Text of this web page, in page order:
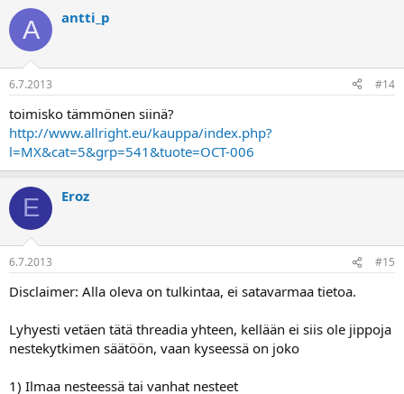
A antti_p
6.7.2013 #14
toimisko tämmönen siinä?
http://www.allright.eu/kauppa/index.php?
l=MX&cat=5&grp=541&tuote=OCT-006
E Eroz
6.7.2013 #15
Disclaimer: Alla oleva on tulkintaa, ei satavarmaa tietoa.
Lyhyesti vetäen tätä threadia yhteen, kellään ei siis ole jippoja
nestekytkimen säätöön, vaan kyseessä on joko
1) Ilmaa nesteessä tai vanhat nesteet